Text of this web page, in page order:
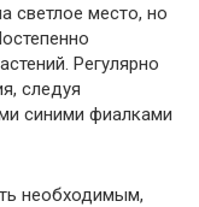
светлое место, но
Регулярно
следуя
синими фиалками
необходимым,